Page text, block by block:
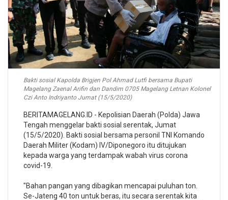
Bakti sosial Kapolda Brigjen Pol Ahmad Lutfi bersama Bupati
Magelang Zaenal Arifin dan Dandim 0705 Magelang Letnan Kolonel
Czi Anto Indriyanto Jumat (15/5/2020)
BERITAMAGELANG.ID - Kepolisian Daerah (Polda) Jawa
Tengah menggelar bakti sosial serentak, Jumat
(15/5/2020). Bakti sosial bersama personil TNI Komando
Daerah Militer (Kodam) IV/Diponegoro itu ditujukan
kepada warga yang terdampak wabah virus corona
covid-19.
"Bahan pangan yang dibagikan mencapai puluhan ton.
Se-Jateng 40 ton untuk beras, itu secara serentak kita